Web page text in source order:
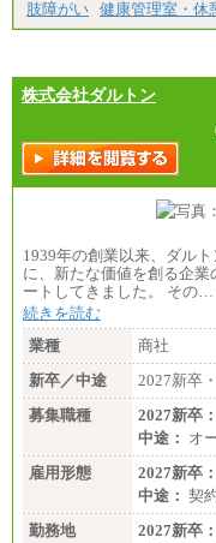
肢障がい 健康管理室・休
株式会社ダルトン
1939年の創業以来、ダル
に、新たな価値を創る企
ートしてきました。 その…
続きを読む
業種
商社
新卒／中途
2027新卒
募集職種
2027新卒：
中途： オ
雇用形態
2027新卒：
中途： 契
勤務地
2027新卒：